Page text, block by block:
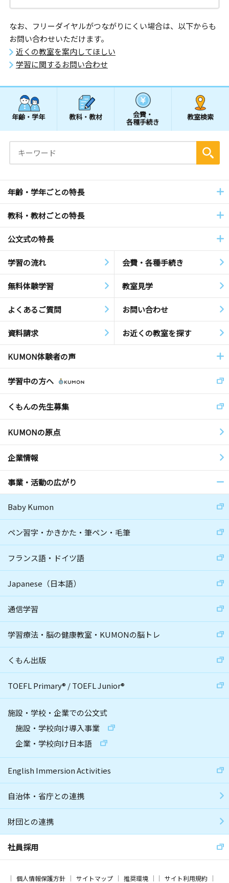
なお、フリーダイヤルがつながりにくい場合は、以下からも
お問い合わせいただけます。
近くの教室を案内してほしい
学習に関するお問い合わせ
年齢・学年 教科・教材 会費・
各種手続き
教室検索
年齢・学年ごとの特長
教科・教材ごとの特長
公文式の特長
学習の流れ 会費・各種手続き
無料体験学習 教室見学
よくあるご質問 お問い合わせ
資料請求 お近くの教室を探す
KUMON体験者の声
学習中の方へ
くもんの先生募集
KUMONの原点
企業情報
事業・活動の広がり
Baby Kumon
ペン習字・かきかた・筆ペン・毛筆
フランス語・ドイツ語
Japanese（日本語）
通信学習
学習療法・脳の健康教室・KUMONの脳トレ
くもん出版
TOEFL Primary® /TOEFL Junior®
施設・学校・企業での公文式
施設・学校向け導入事業
企業・学校向け日本語
English Immersion Activities
自治体・省庁との連携
財団との連携
社員採用
個人情報保護方針 サイトマップ 推奨環境 サイト利用規約